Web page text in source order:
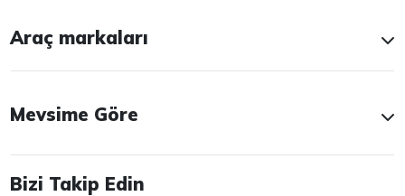
Araç markaları
Mevsime Göre
Bizi Takip Edin